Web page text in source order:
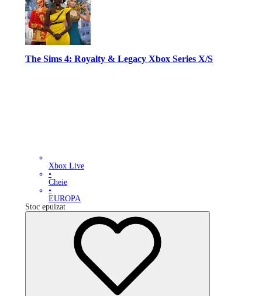
The Sims 4: Royalty & Legacy Xbox Series X/S
Xbox Live
•
Cheie
•
EUROPA
Stoc epuizat